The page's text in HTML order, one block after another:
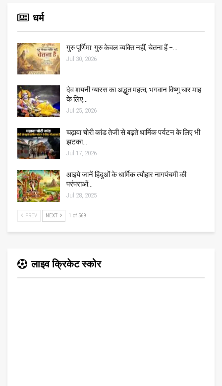
धर्म
गुरु पूर्णिमा: गुरु केवल व्यक्ति नहीं, चेतना हैं –…
Jul 30, 2026
देव शयनी ग्यारस का अद्भुत महत्व, भगवान विष्णु चार माह
के लिए…
Jul 25, 2026
चढ़ावा चोरी कांड तेजी से बढ़ते धार्मिक पर्यटन के लिए भी
झटका…
Jul 17, 2026
आइये जानें हिंदुओं के धार्मिक त्यौहार नागपंचमी की
परंपराओं…
Jul 28, 2025
PREV NEXT 1 of 569
लाइव क्रिकेट स्कोर